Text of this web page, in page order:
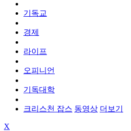
기독교
경제
라이프
오피니언
기독대학
크리스천 잡스 동영상 더보기
X